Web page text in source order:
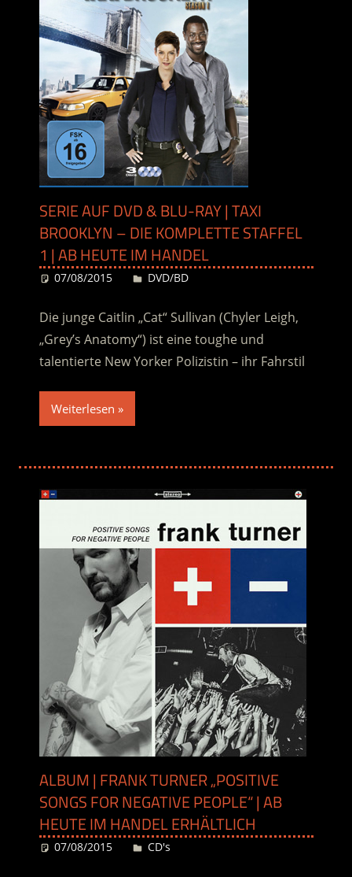
SERIE AUF DVD & BLU-RAY | TAXI
BROOKLYN – DIE KOMPLETTE STAFFEL
1 | AB HEUTE IM HANDEL
07/08/2015 Desiree
DVD/BD
Die junge Caitlin „Cat“ Sullivan (Chyler Leigh,
„Grey’s Anatomy“) ist eine toughe und
talentierte New Yorker Polizistin – ihr Fahrstil
Weiterlesen
ALBUM | FRANK TURNER „POSITIVE
SONGS FOR NEGATIVE PEOPLE“ | AB
HEUTE IM HANDEL ERHÄLTLICH
07/08/2015 Desiree
CD's